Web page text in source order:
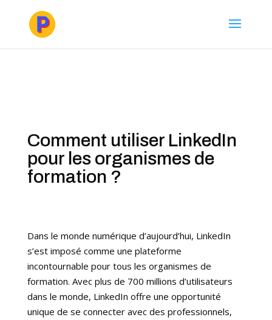
Comment utiliser LinkedIn
pour les organismes de
formation ?
Dans le monde numérique d’aujourd’hui, LinkedIn
s’est imposé comme une plateforme
incontournable pour tous les organismes de
formation. Avec plus de 700 millions d’utilisateurs
dans le monde, LinkedIn offre une opportunité
unique de se connecter avec des professionnels,